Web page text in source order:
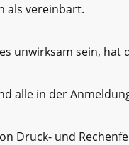
als vereinbart.
unwirksam sein, hat
alle in der
Druck- und